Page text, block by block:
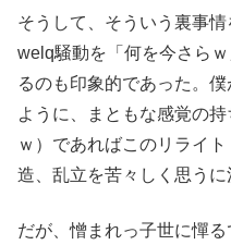
そうして、そういう裏事
welq騒動を「何を今さら
るのも印象的であった。
ように、まともな感覚の
ｗ）であればこのリライ
造、乱立を苦々しく思うに
だが、憎まれっ子世に憚